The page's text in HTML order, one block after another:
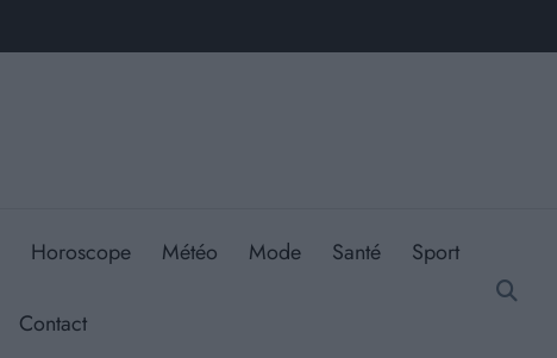
Horoscope Météo Mode Santé Sport
Contact